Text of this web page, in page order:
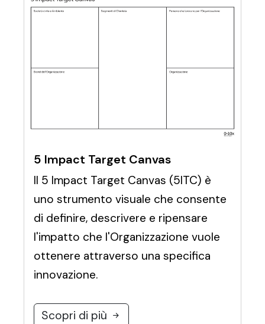
5 Impact Target Canvas
Il 5 Impact Target Canvas (5ITC) è
uno strumento visuale che consente
di definire, descrivere e ripensare
l'impatto che l'Organizzazione vuole
ottenere attraverso una specifica
innovazione.
Scopri di più